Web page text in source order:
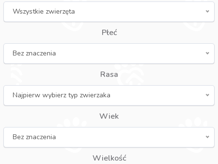
Wszystkie zwierzęta
Płeć
Bez znaczenia
Rasa
Najpierw wybierz typ zwierzaka
Wiek
Bez znaczenia
Wielkość